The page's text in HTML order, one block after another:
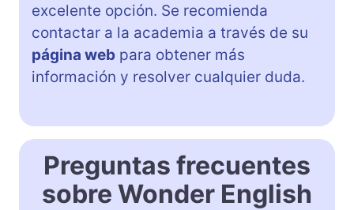
excelente opción. Se recomienda
contactar a la academia a través de su
página web para obtener más
información y resolver cualquier duda.
Preguntas frecuentes
sobre Wonder English